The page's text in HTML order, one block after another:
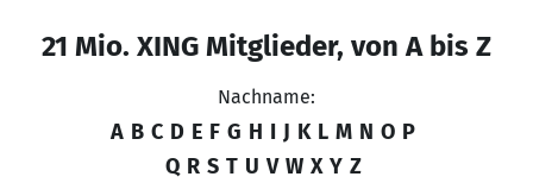
21 Mio. XING Mitglieder, von A bis Z
Nachname:
A B C D E F G H I J K L M N O P
Q R S T U V W X Y Z